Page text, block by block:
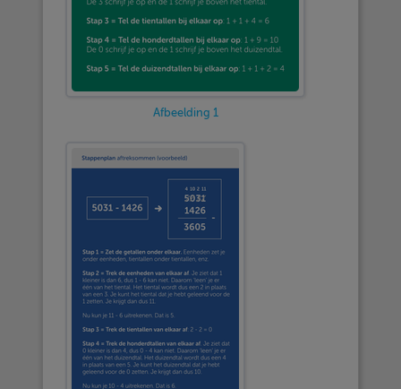
Afbeelding 1